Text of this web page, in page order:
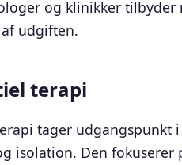
og klinikker
udgiften.
terapi
tager udgangspunkt
isolation. Den